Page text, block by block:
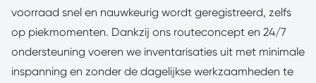
voorraad snel en nauwkeurig wordt geregistreerd, zelfs
op piekmomenten. Dankzij ons routeconcept en 24/7
ondersteuning voeren we inventarisaties uit met minimale
inspanning en zonder de dagelijkse werkzaamheden te